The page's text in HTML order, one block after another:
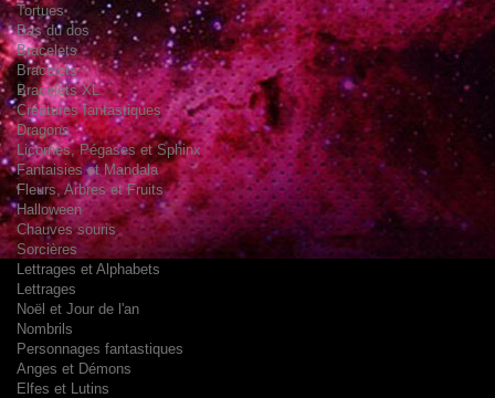
Tortues
Bas du dos
Bracelets
Bracelets
Bracelets XL
Créatures fantastiques
Dragons
Licornes, Pégases et Sphinx
Fantaisies et Mandala
Fleurs, Arbres et Fruits
Halloween
Chauves souris
Sorcières
Lettrages et Alphabets
Lettrages
Noël et Jour de l'an
Nombrils
Personnages fantastiques
Anges et Démons
Elfes et Lutins